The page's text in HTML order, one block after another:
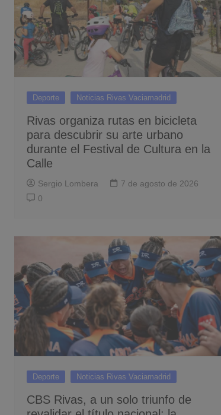
Deporte Noticias Rivas Vaciamadrid
Rivas organiza rutas en bicicleta
para descubrir su arte urbano
durante el Festival de Cultura en la
Calle
Sergio Lombera
7 de agosto de 2026
0
Deporte Noticias Rivas Vaciamadrid
CBS Rivas, a un solo triunfo de